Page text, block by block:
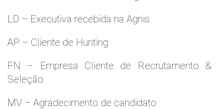
LD – Executiva recebida na Agnis
AP – Cliente de Hunting
FN – Empresa Cliente de Recrutamento &
Seleção
MV – Agradecimento de candidato